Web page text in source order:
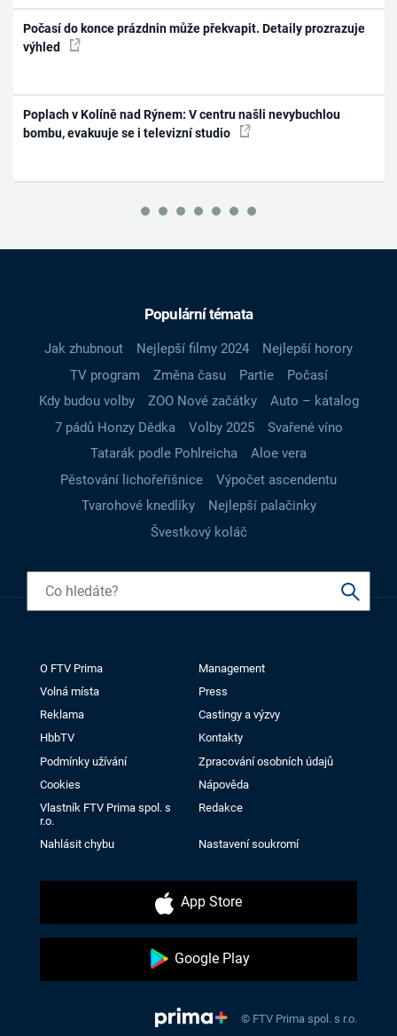
Počasí do konce prázdnin může překvapit. Detaily prozrazuje
výhled
Poplach v Kolíně nad Rýnem: V centru našli nevybuchlou
bombu, evakuuje se i televizní studio
Populární témata
Jak zhubnout Nejlepší filmy 2024
Nejlepší horory
TV program
Změna času Partie
Počasí
Kdy budou volby
ZOO Nové začátky
Auto – katalog
7 pádů Honzy Dědka
Volby 2025
Svařené víno
Tatarák podle Pohlreicha
Aloe vera
Pěstování lichořeřišnice
Výpočet ascendentu
Tvarohové knedlíky
Nejlepší palačinky
Švestkový koláč
O FTV Prima
Management
Volná místa
Press
Reklama
Castingy a výzvy
HbbTV
Kontakty
Podmínky užívání
Zpracování osobních údajů
Cookies
Nápověda
Vlastník FTV Prima spol. s
r.o.
Redakce
Nahlásit chybu Nastavení soukromí
App Store
Google Play
© FTV Prima spol. s r.o.